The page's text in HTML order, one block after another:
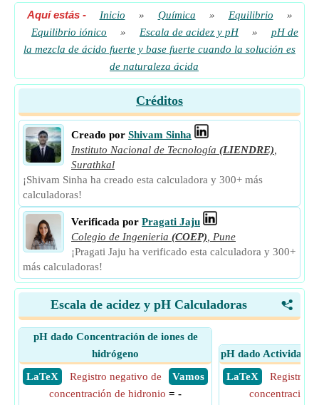
Aquí estás- Inicio » Química » Equilibrio
»
Equilibrio iónico
» Escala de acidez y pH »
pH de
la mezcla de ácido fuerte y base fuerte cuando la solución es
de naturaleza ácida
Créditos
Creado por Shivam Sinha
Instituto Nacional de Tecnología (LIENDRE)
Surathkal
¡Shivam Sinha ha creado esta calculadora y 300+ más
calculadoras!
Verificada por Pragati Jaju
Colegio de Ingenieria (COEP)
Pune
¡Pragati Jaju ha verificado esta calculadora y 300+
más calculadoras!
<
Escala de acidez y pH Calculadoras
pH dado Concentración de iones de
hidrógeno
​ LaTeX
​ Vamos
Registro negativo de
concentración de hidronio = -
pH dado Actividad
​ LaTeX
Registro
concentración